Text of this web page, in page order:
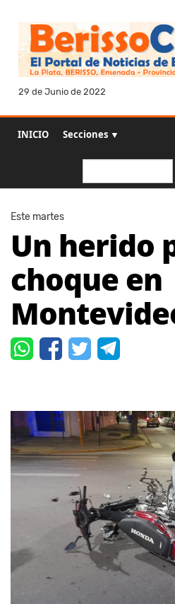
29 de Junio de 2022
INICIO Secciones ▼
Este martes
Un herido
choque en